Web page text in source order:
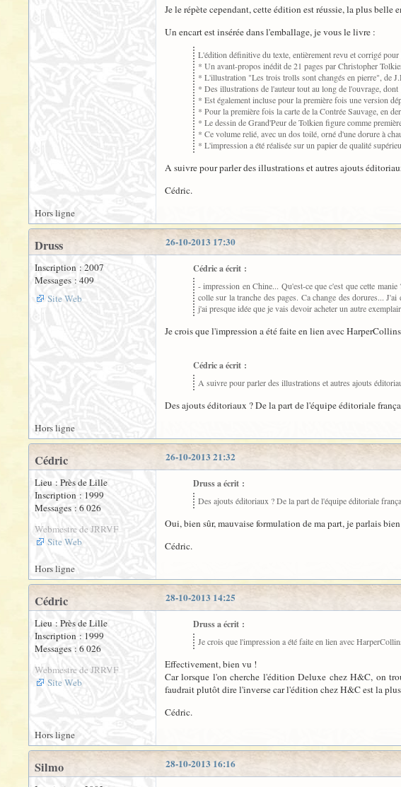
Je le répète cependant, cette édition est réussie, la plus belle
Un encart est insérée dans l'emballage, je vous le livre :
L'édition définitive du texte, entièrement revu et corrigé
* Un avant-propos inédit de 21 pages par Christopher
* L'illustration "Les trois trolls sont changés en pierre", de
* Des illustrations de l'auteur tout au long de l'ouvrage, dont
* Est également incluse pour la première fois une version
* Pour la première fois la carte de la Contrée Sauvage, en
* Le dessin de Grand'Peur de Tolkien figure comme
* Ce volume relié, avec un dos toilé, orné d'une dorure à
* L'impression a été réalisée sur un papier de qualité
A suivre pour parler des illustrations et autres ajouts
Cédric.
Hors ligne
26-10-2013 17:30
Druss
Inscription : 2007
Messages : 409
Site Web
Cédric a écrit :
- impression en Chine... Qu'est-ce que c'est que cette
colle sur la tranche des pages. Ca change des dorures...
j'ai presque idée que je vais devoir acheter un autre
Je crois que l'impression a été faite en lien avec
Cédric a écrit :
A suivre pour parler des illustrations et autres ajouts
Des ajouts éditoriaux ? De la part de l'équipe éditoriale
Hors ligne
26-10-2013 21:32
Cédric
Lieu : Près de Lille
Inscription : 1999
Messages : 6 026
Webmestre de JRRVF
Site Web
Druss a écrit :
Des ajouts éditoriaux ? De la part de l'équipe éditoriale
Oui, bien sûr, mauvaise formulation de ma part, je parlais
Cédric.
Hors ligne
28-10-2013 14:25
Cédric
Lieu : Près de Lille
Inscription : 1999
Messages : 6 026
Webmestre de JRRVF
Site Web
Druss a écrit :
Je crois que l'impression a été faite en lien avec
Effectivement, bien vu !
Car lorsque l'on cherche l'édition Deluxe chez H&C, on
faudrait plutôt dire l'inverse car l'édition chez H&C est la
Cédric.
Hors ligne
28-10-2013 16:16
Silmo